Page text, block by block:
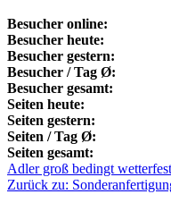
Besucher online:
Besucher heute:
Besucher gestern:
Besucher / Tag Ø:
Besucher gesamt:
Seiten heute:
Seiten gestern:
Seiten / Tag Ø:
Seiten gesamt:
Adler groß bedingt wetterfest
Zurück zu: